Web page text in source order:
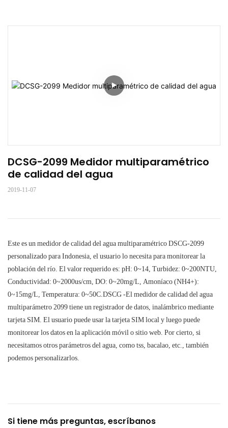
DCSG-2099 Medidor multiparamétrico
de calidad del agua
2019-11-07
Este es un medidor de calidad del agua multiparamétrico DSCG-2099
personalizado para Indonesia, el usuario lo necesita para monitorear la
población del río. El valor requerido es: pH: 0~14, Turbidez: 0~200NTU,
Conductividad: 0~2000us/cm, DO: 0~20mg/L, Amoníaco (NH4+):
0~15mg/L, Temperatura: 0~50C.DSCG -El medidor de calidad del agua
multiparámetro 2099 tiene un registrador de datos, inalámbrico mediante
tarjeta SIM. El usuario puede usar la tarjeta SIM local y luego puede
monitorear los datos en la aplicación móvil o sitio web. Por cierto, si
necesitamos otros parámetros del agua, como tss, bacalao, etc., también
podemos personalizarlos.
Si tiene más preguntas, escríbanos